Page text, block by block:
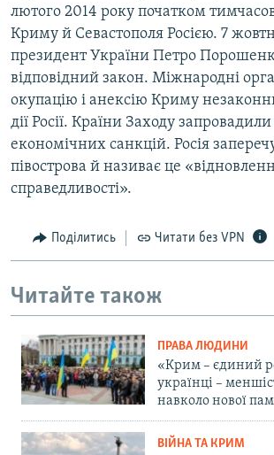
лютого 2014 року початком
Криму й Севастополя Росією. 7
президент України Петро
відповідний закон. Міжнародні
окупацію і анексію Криму
дії Росії. Країни Заходу
економічних санкцій. Росія
півострова й називає це
справедливості».
Поділитись Читати без VPN
Читайте також
ПРАВА ЛЮДИНИ
«Крим – єдиний
українці –
навколо нової
ВІЙНА ТА КРИМ